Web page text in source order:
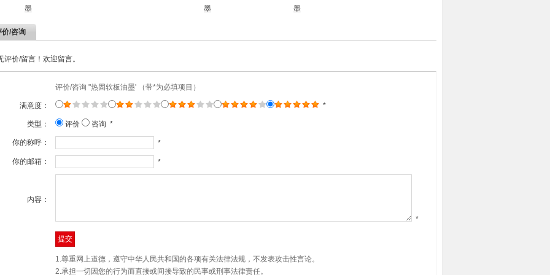
墨
墨
墨
价/咨询
评价/留言！欢迎留言。
评价/咨询 "热固软板油墨' （带*为必填项目）
满意度： *
类型： 评价 咨询 *
你的称呼： *
你的邮箱： *
内容：
*
1.尊重网上道德，遵守中华人民共和国的各项有关法律法规，不发表攻击性言论。
2.承担一切因您的行为而直接或间接导致的民事或刑事法律责任。